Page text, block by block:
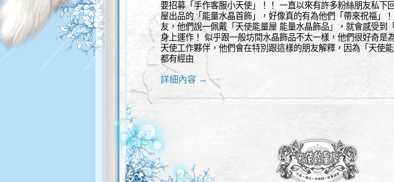
要招募「手作客服小天使」！！ 一直以來有許多粉絲朋友私下
屋出品的「能量水晶首飾」，好像真的有為他們「帶來祝福」
友，他們說一佩戴「天使能量屋 能量水晶飾品」，就會感受到
身上運作！ 似乎跟一般坊間水晶飾品不太一樣，他們很好奇是
天使工作夥伴，他們會在特別跟這樣的朋友解釋，因為「天使
都有經由
詳細內容 →